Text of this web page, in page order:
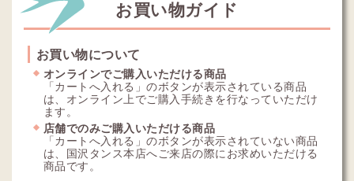
お買い物ガイド
お買い物について
オンラインでご購入いただける商品
「カートへ入れる」のボタンが表示されている商品
は、オンライン上でご購入手続きを行なっていただけ
ます。
店舗でのみご購入いただける商品
「カートへ入れる」のボタンが表示されていない商品
は、国沢タンス本店へご来店の際にお求めいただける
商品です。